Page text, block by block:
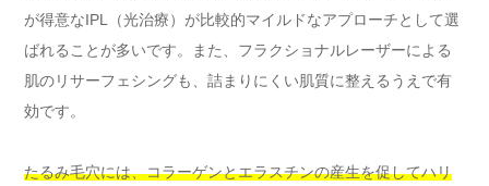
が得意なIPL（光治療）が比較的マイルドなアプローチとして選
ばれることが多いです。また、フラクショナルレーザーによる
肌のリサーフェシングも、詰まりにくい肌質に整えるうえで有
効です。
たるみ毛穴には、コラーゲンとエラスチンの産生を促してハリ